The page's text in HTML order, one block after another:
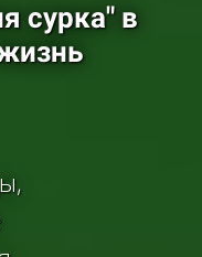
сурка" в